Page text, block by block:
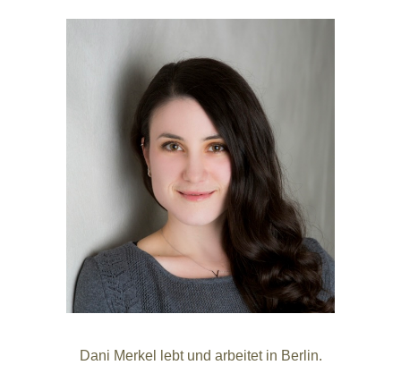
Dani Merkel lebt und arbeitet in Berlin.